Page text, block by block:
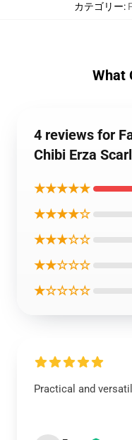
カテゴリー:
What
4 reviews for
Chibi Erza
★★★★★
★★★★☆
★★★☆☆
★★☆☆☆
★☆☆☆☆
Practical and